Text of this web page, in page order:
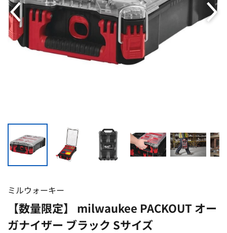
ミルウォーキー
【数量限定】 milwaukee PACKOUT オー
ガナイザー ブラック Sサイズ